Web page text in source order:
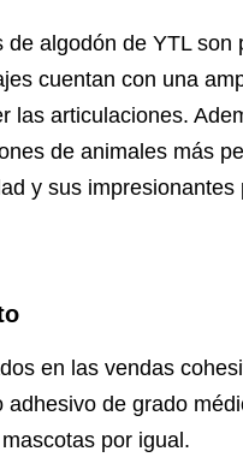
de algodón de YTL
cuentan con una
las articulaciones.
de animales más
y sus
en las vendas
adhesivo de grado
por igual.